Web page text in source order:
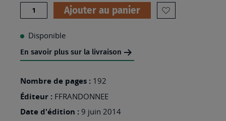
Quantité Ajouter au panier
AJOUTER
Disponible
En savoir plus sur la livraison
Nombre de pages : 192
Éditeur : FFRANDONNEE
Date d'édition : 9 juin 2014